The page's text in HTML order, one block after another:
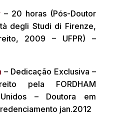
– 20 horas (Pós-Doutor
degli Studi di Firenze,
2009 – UFPR) –
– Dedicação Exclusiva –
pela FORDHAM
Unidos – Doutora em
jan.2012